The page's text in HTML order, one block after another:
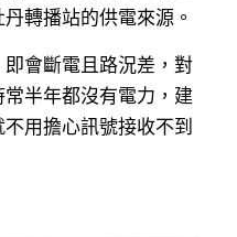
轉播站的供電來源。
會斷電且路況差，對
半年都沒有電力，建
用擔心訊號接收不到